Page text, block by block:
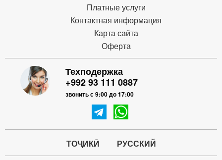
Платные услуги
Контактная информация
Карта сайта
Оферта
Техподержка
+992 93 111 0887
звонить с 9:00 до 17:00
ТОҶИКӢ РУССКИЙ